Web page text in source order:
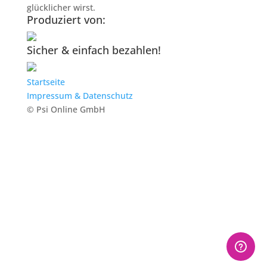
glücklicher wirst.
Produziert von:
Sicher & einfach bezahlen!
Startseite
Impressum & Datenschutz
© Psi Online GmbH